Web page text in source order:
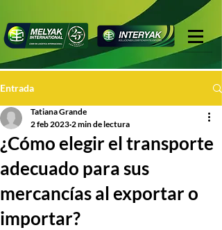
Entrada
¿Cómo elegir el transporte
adecuado para sus
mercancías al exportar o
importar?
Tatiana Grande
2 feb 2023 2 min de lectura